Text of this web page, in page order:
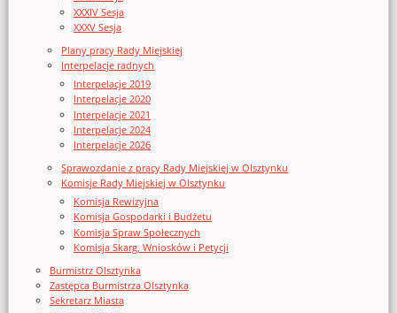
XXXIV Sesja
XXXV Sesja
Plany pracy Rady Miejskiej
Interpelacje radnych
Interpelacje 2019
Interpelacje 2020
Interpelacje 2021
Interpelacje 2024
Interpelacje 2026
Sprawozdanie z pracy Rady Miejskiej w Olsztynku
Komisje Rady Miejskiej w Olsztynku
Komisja Rewizyjna
Komisja Gospodarki i Budżetu
Komisja Spraw Społecznych
Komisja Skarg, Wniosków i Petycji
Burmistrz Olsztynka
Zastępca Burmistrza Olsztynka
Sekretarz Miasta